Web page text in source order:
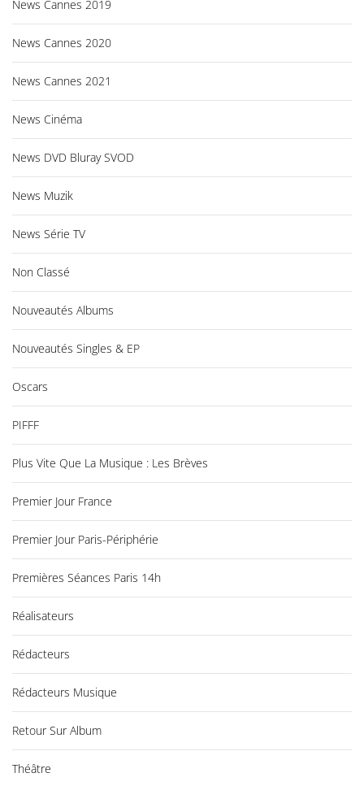
News Cannes 2019
News Cannes 2020
News Cannes 2021
News Cinéma
News DVD Bluray SVOD
News Muzik
News Série TV
Non Classé
Nouveautés Albums
Nouveautés Singles & EP
Oscars
PIFFF
Plus Vite Que La Musique : Les Brèves
Premier Jour France
Premier Jour Paris-Périphérie
Premières Séances Paris 14h
Réalisateurs
Rédacteurs
Rédacteurs Musique
Retour Sur Album
Théâtre